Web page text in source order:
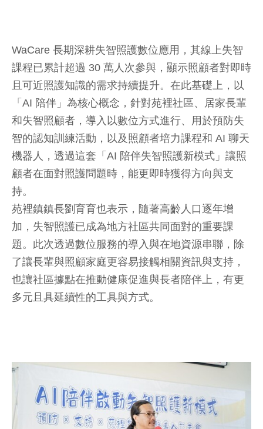
WaCare 長期深耕失智照護數位應用，其線上失智
課程已累計超過 30 萬人次參與，顯示照顧者對即時
且可近照護知識的需求持續提升。在此基礎上，以
「AI 陪伴」為核心概念，針對苑裡社區、居家長輩
和失智照顧者，導入以數位方式進行、用於預防失
智的認知訓練活動，以及照顧者培力課程和 AI 聊天
機器人，透過這套「AI 陪伴失智照護新模式」讓照
顧者在面對照護問題時，能更即時獲得方向與支
持。
苑裡鎮鎮長劉育育也表示，隨著高齡人口逐年增
加，失智照護已成為地方社區共同面對的重要課
題。此次透過數位服務的導入與在地資源串聯，除
了讓長輩與照顧家庭更容易接觸相關資訊與支持，
也讓社區據點在推動健康促進與長者陪伴上，有更
多元且具延續性的工具與方式。